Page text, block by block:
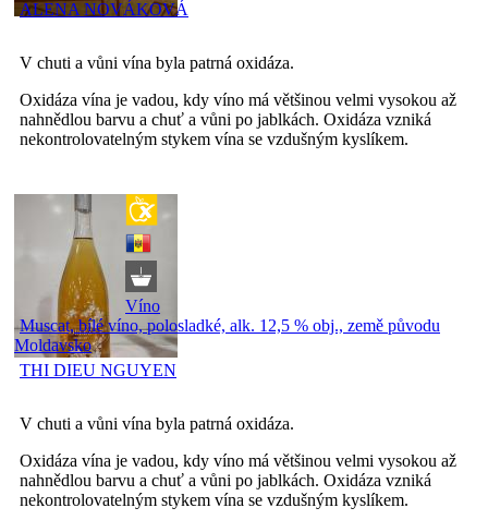
ALENA NOVÁKOVÁ
V chuti a vůni vína byla patrná oxidáza.
Oxidáza vína je vadou, kdy víno má většinou velmi vysokou až
nahnědlou barvu a chuť a vůni po jablkách. Oxidáza vzniká
nekontrolovatelným stykem vína se vzdušným kyslíkem.
Víno
Muscat, bílé víno, polosladké, alk. 12,5 % obj., země původu
Moldavsko
THI DIEU NGUYEN
V chuti a vůni vína byla patrná oxidáza.
Oxidáza vína je vadou, kdy víno má většinou velmi vysokou až
nahnědlou barvu a chuť a vůni po jablkách. Oxidáza vzniká
nekontrolovatelným stykem vína se vzdušným kyslíkem.